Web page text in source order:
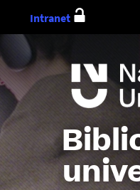
Intranet